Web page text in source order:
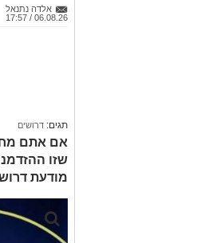
אלדה נתנאל
06.08.26 / 17:57
תגים: דרושים
אם אתם
שזו
מודעת